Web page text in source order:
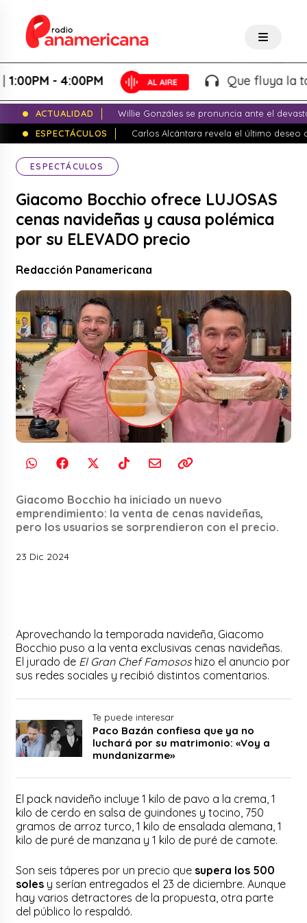
- 4:00PM Que fluya la
ACTUALIDAD
Willie Gonzáles se pronuncia ante el
ESPECTÁCULOS
Carlos Alcántara revela el último deseo
ESPECTÁCULOS
Giacomo Bocchio ofrece LUJOSAS
cenas navideñas y causa polémica
por su ELEVADO precio
Redacción Panamericana
Giacomo Bocchio ha iniciado un nuevo
emprendimiento: la venta de cenas navideñas,
pero los usuarios se sorprendieron con el precio.
23 Dic 2024
Aprovechando la temporada navideña, Giacomo
Bocchio puso a la venta exclusivas cenas navideñas.
El jurado de El Gran Chef Famososhizo el anuncio por
sus redes sociales y recibió distintos comentarios.
Te puede interesar
Paco Bazán confiesa que ya no
luchará por su matrimonio: «Voy a
mundanizarme»
El pack navideño incluye 1 kilo de pavo a la crema, 1
kilo de cerdo en salsa de guindones y tocino, 750
gramos de arroz turco, 1 kilo de ensalada alemana, 1
kilo de puré de manzana y 1 kilo de puré de camote.
Son seis táperes por un precio que supera los 500
soles y serían entregados el 23 de diciembre. Aunque
hay varios detractores de la propuesta, otra parte
del público lo respaldó.